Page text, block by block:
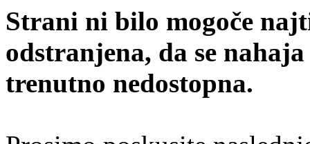
Strani ni bilo mogoče
odstranjena, da se
trenutno nedostopna.